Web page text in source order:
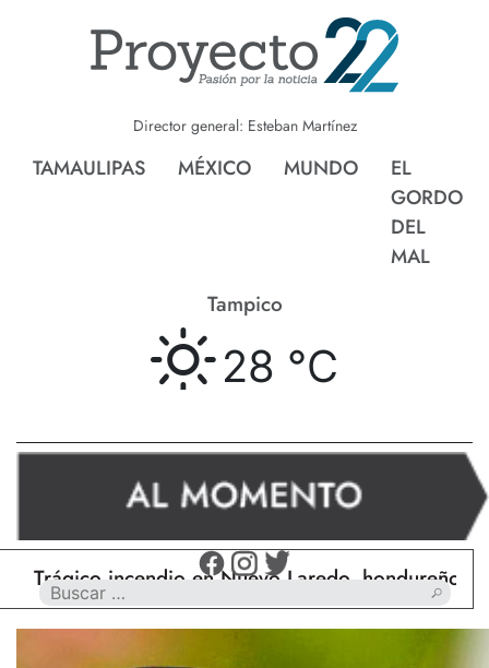
Director general: Esteban Martínez
TAMAULIPAS MÉXICO MUNDO
EL
GORDO
DEL
MAL
Tampico
28 °C
incendio en Nuevo Laredo, hondureño muere